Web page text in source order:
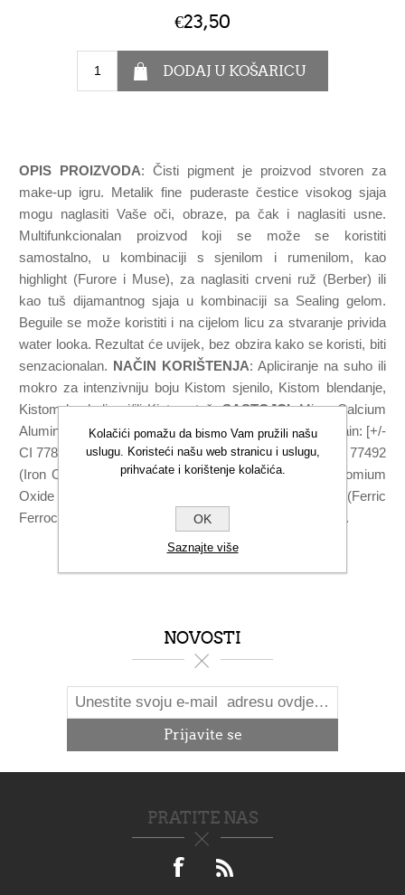
€23,50
OPIS PROIZVODA: Čisti pigment je proizvod stvoren za
make-up igru. Metalik fine puderaste čestice visokog sjaja
mogu naglasiti Vaše oči, obraze, pa čak i naglasiti usne.
Multifunkcionalan proizvod koji se može se koristiti
samostalno, u kombinaciji s sjenilom i rumenilom, kao
highlight (Furore i Muse), za naglasiti crveni ruž (Berber) ili
kao tuš dijamantnog sjaja u kombinaciji sa Sealing gelom.
Beguile se može koristiti i na cijelom licu za stvaranje privida
water looka. Rezultat će uvijek, bez obzira kako se koristi, biti
senzacionalan. NAČIN KORIŠTENJA: Apliciranje na suho ili
mokro za intenzivniju boju Kistom sjenilo, Kistom blendanje,
Kistom bockalica i/ili Kistom tuš.SASTOJCI: Mica, Calcium
Aluminium Borosilicate, Silica, Tin Oxide and may contain: [+/-
CI 77891 (Titanium Dioxide), CI 77491 (Iron Oxides), CI 77492
(Iron Oxides), CI 77499 (Iron Oxides), CI 77288 (Chromium
Oxide Greens), CI 75470 (Carmine), CI 77510 (Ferric
Ferrocyanide)]. May contain Carmine as colour additive.
NOVOSTI
PRATITE NAS
Kolačići pomažu da bismo Vam pružili našu
uslugu. Koristeći našu web stranicu i uslugu,
prihvaćate i korištenje kolačića.
OK
Saznajte više